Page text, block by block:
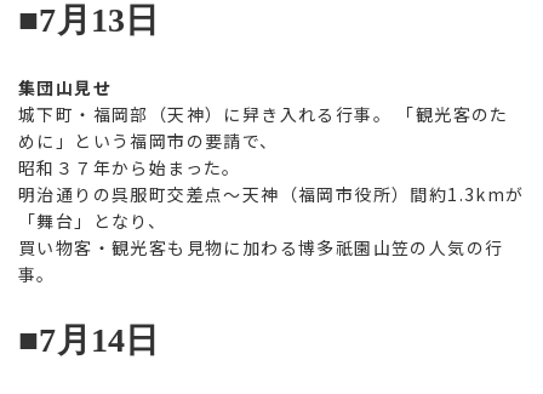
■7月13日
集団山見せ
城下町・福岡部（天神）に舁き入れる行事。 「観光客のた
めに」という福岡市の要請で、
昭和３７年から始まった。
明治通りの呉服町交差点～天神（福岡市役所）間約1.3kmが
「舞台」となり、
買い物客・観光客も見物に加わる博多祇園山笠の人気の行
事。
■7月14日